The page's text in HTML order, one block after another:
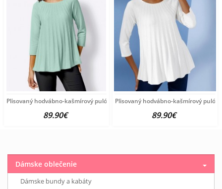
Plisovaný hodvábno-kašmírový pulóver vzhľadom Création
89.90€
Plisovaný hodvábno-kašmírový
89.90€
Dámske oblečenie
Dámske bundy a kabáty